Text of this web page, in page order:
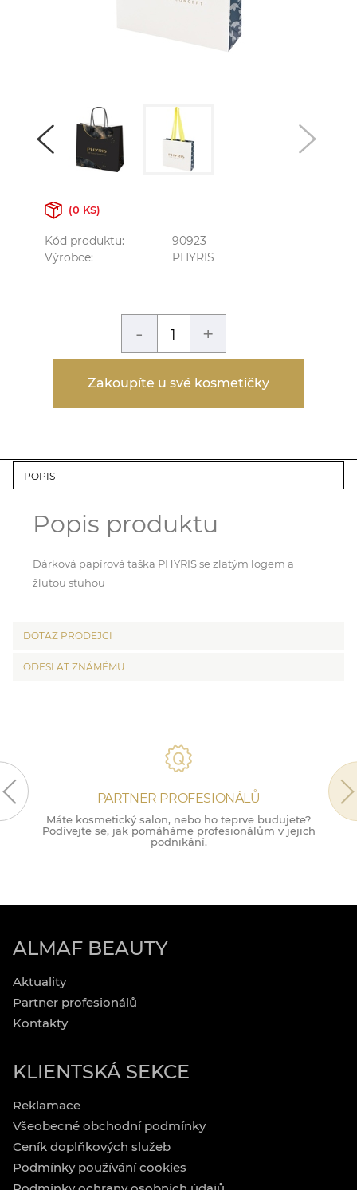
(0 KS)
Kód produktu:
90923
Výrobce:
PHYRIS
- +
Zakoupíte u své kosmetičky
POPIS
Popis produktu
Dárková papírová taška PHYRIS se zlatým logem a
žlutou stuhou
DOTAZ PRODEJCI
ODESLAT ZNÁMÉMU
PARTNER PROFESIONÁLŮ
Máte kosmetický salon, nebo ho teprve budujete?
Podívejte se, jak pomáháme profesionálům v jejich
podnikání.
ALMAF BEAUTY
Aktuality
Partner profesionálů
Kontakty
KLIENTSKÁ SEKCE
Reklamace
Všeobecné obchodní podmínky
Ceník doplňkových služeb
Podmínky používání cookies